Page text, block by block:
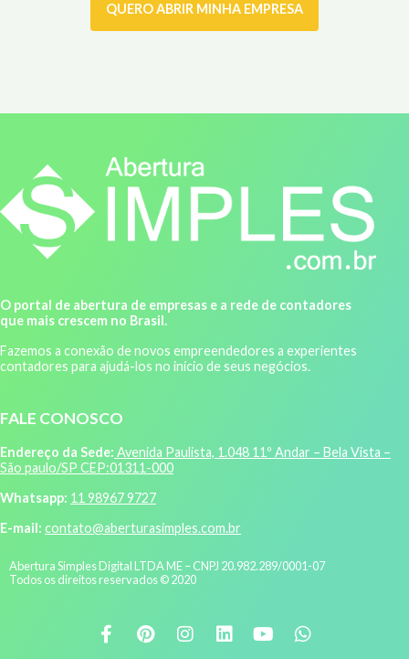
QUERO ABRIR MINHA EMPRESA
O portal de abertura de empresas e a rede de contadores
que mais crescem no Brasil.
Fazemos a conexão de novos empreendedores a experientes
contadores para ajudá-los no início de seus negócios.
FALE CONOSCO
Endereço da Sede: Avenida Paulista, 1.048 11º Andar – Bela Vista –
São paulo/SP CEP:01311-000
Whatsapp: 11 98967 9727
E-mail: contato@aberturasimples.com.br
Abertura Simples Digital LTDA ME – CNPJ 20.982.289/0001-07
Todos os direitos reservados © 2020